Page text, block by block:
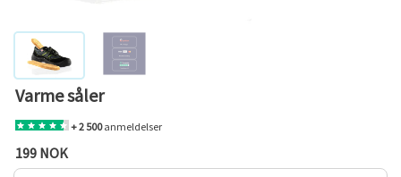
Varme såler
+ 2 500anmeldelser
199 NOK